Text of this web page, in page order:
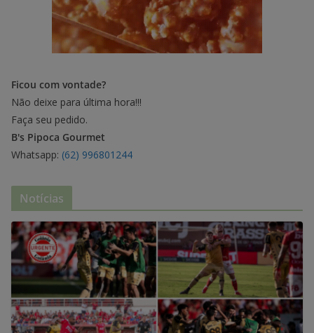
Ficou com vontade?
Não deixe para última hora!!!
Faça seu pedido.
B's Pipoca Gourmet
Whatsapp: (62) 996801244
Notícias